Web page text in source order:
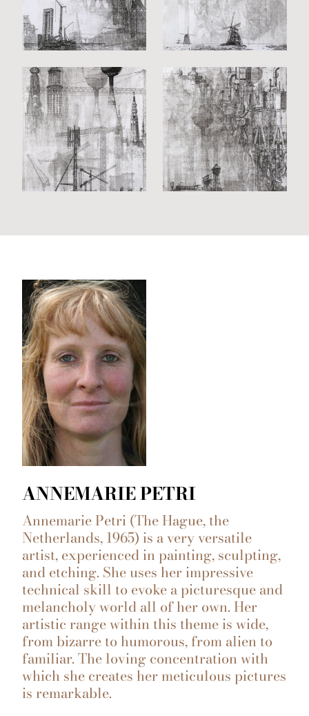
ANNEMARIE PETRI
Annemarie Petri (The Hague, the
Netherlands, 1965) is a very versatile
artist, experienced in painting, sculpting,
and etching. She uses her impressive
technical skill to evoke a picturesque and
melancholy world all of her own. Her
artistic range within this theme is wide,
from bizarre to humorous, from alien to
familiar. The loving concentration with
which she creates her meticulous pictures
is remarkable.